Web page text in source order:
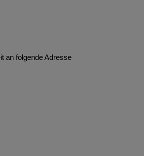
an folgende Adresse